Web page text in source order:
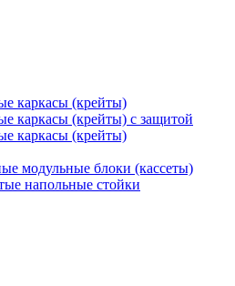
каркасы (крейты)
каркасы (крейты) с защитой
каркасы (крейты)
модульные блоки (кассеты)
напольные стойки